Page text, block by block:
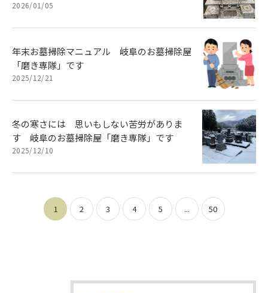
2026/01/05
年末お墓掃除マニュアル 岐阜のお墓掃除屋
「磨き専隊」です
2025/12/21
冬の寒さには 思いもしない苦労がありま
す 岐阜のお墓掃除屋「磨き専隊」です
2025/12/10
1 2 3 4 5 ... 50